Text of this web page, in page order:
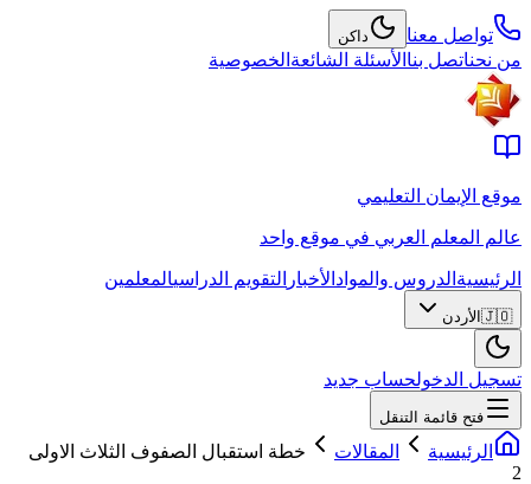
تواصل معنا داكن
من نحناتصل بنا الأسئلة الشائعة الخصوصية
موقع الإيمان التعليمي
عالم المعلم العربي في موقع واحد
الرئيسية الدروس والمواد الأخبار التقويم الدراسيالمعلمين
🇯🇴 الأردن
تسجيل الدخولحساب جديد
فتح قائمة التنقل
الرئيسية المقالات
خطة استقبال الصفوف الثلاث الاولى
2